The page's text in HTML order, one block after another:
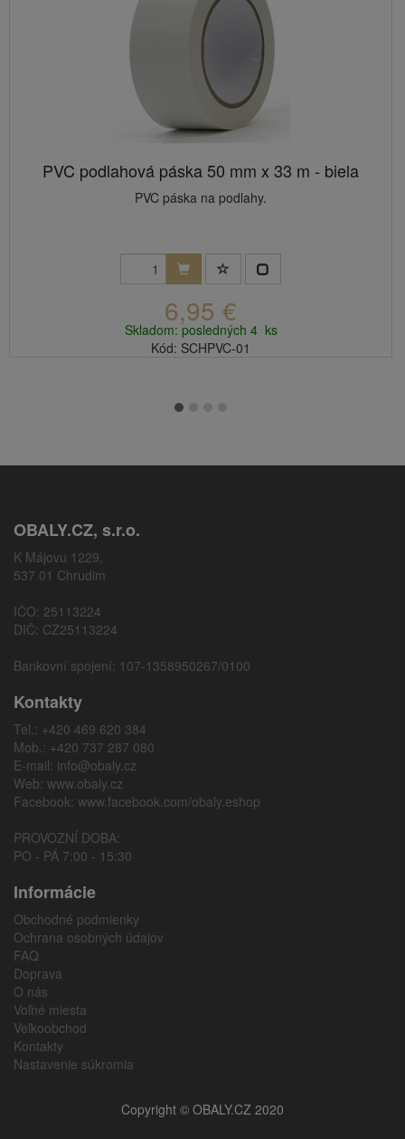
PVC podlahová páska 50 mm x 33 m - biela
PVC páska na podlahy.
6,95 €
Skladom: posledných 4 ks
Kód: SCHPVC-01
OBALY.CZ, s.r.o.
K Májovu 1229,
537 01 Chrudim
IČO: 25113224
DIČ: CZ25113224
Bankovní spojení: 107-1358950267/0100
Kontakty
Tel.: +420 469 620 384
Mob.: +420 737 287 080
E-mail: info@obaly.cz
Web: www.obaly.cz
Facebook: www.facebook.com/obaly.eshop
PROVOZNÍ DOBA:
PO - PÁ 7:00 - 15:30
Informácie
Obchodné podmienky
Ochrana osobných údajov
FAQ
Doprava
O nás
Voľné miesta
Veľkoobchod
Kontakty
Nastavenie súkromia
Copyright © OBALY.CZ 2020